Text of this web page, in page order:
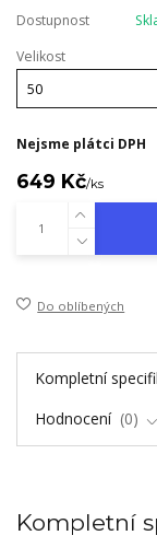
Dostupnost
Velikost
Nejsme plátci DPH
649 Kč/ks
Do oblíbených
Kompletní
Hodnocení
0
Kompletní